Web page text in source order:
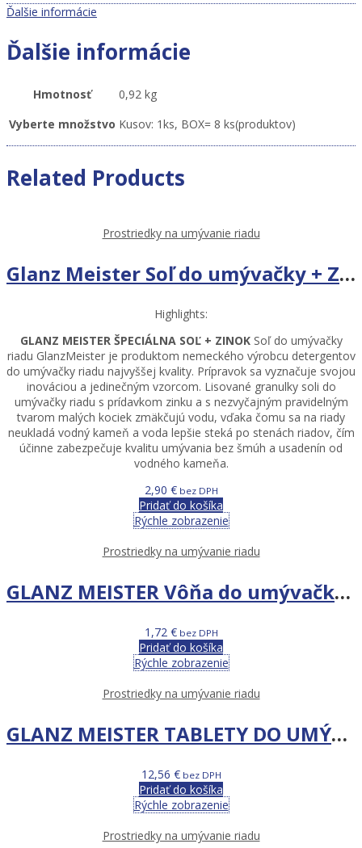
Ďalšie informácie
Ďalšie informácie
Hmotnosť
0,92 kg
Vyberte množstvo Kusov: 1ks, BOX= 8 ks(produktov)
Related Products
Prostriedky na umývanie riadu
Glanz Meister Soľ do umývačky + Zínok 1,2 kg
Highlights:
GLANZ MEISTER ŠPECIÁLNA SOĽ + ZINOK Soľ do umývačky
riadu GlanzMeister je produktom nemeckého výrobcu detergentov
do umývačky riadu najvyššej kvality. Prípravok sa vyznačuje svojou
inováciou a jedinečným vzorcom. Lisované granulky soli do
umývačky riadu s prídavkom zinku a s nezvyčajným pravidelným
tvarom malých kociek zmäkčujú vodu, vďaka čomu sa na riady
neukladá vodný kameň a voda lepšie steká po stenách riadov, čím
účinne zabezpečuje kvalitu umývania bez šmúh a usadenín od
vodného kameňa.
2,90 €bez DPH
Pridať do košíka
Rýchle zobrazenie
Prostriedky na umývanie riadu
GLANZ MEISTER Vôňa do umývačky riadu Mentol
1,72 €bez DPH
Pridať do košíka
Rýchle zobrazenie
Prostriedky na umývanie riadu
GLANZ MEISTER TABLETY DO UMÝVAČKY 90KS
12,56 €bez DPH
Pridať do košíka
Rýchle zobrazenie
Prostriedky na umývanie riadu